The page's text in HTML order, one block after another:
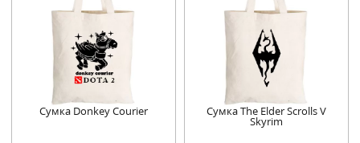
Сумка Donkey Courier Сумка The Elder Scrolls V
Skyrim